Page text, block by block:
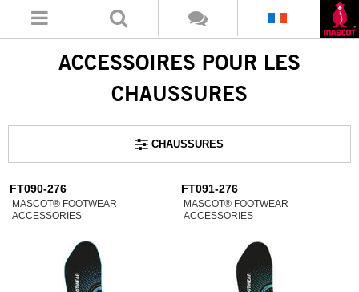
ACCESSOIRES POUR LES
CHAUSSURES
CHAUSSURES
FT090-276
MASCOT® FOOTWEAR
ACCESSORIES
FT091-276
MASCOT® FOOTWEAR
ACCESSORIES